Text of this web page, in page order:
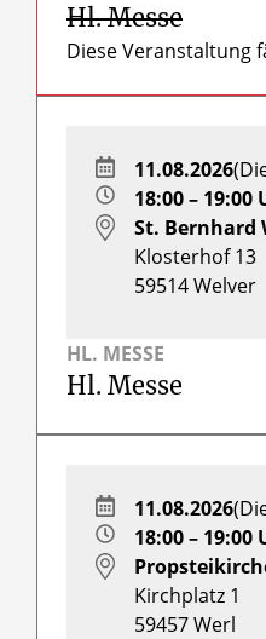
Hl. Messe
Diese Veranstaltung
HL. MESSE
Hl. Messe
11.08.2026
18:00 – 19:00
St. Bernhard
Klosterhof 13
59514Welver
11.08.2026
18:00 – 19:00
Kirchplatz 1
59457Werl